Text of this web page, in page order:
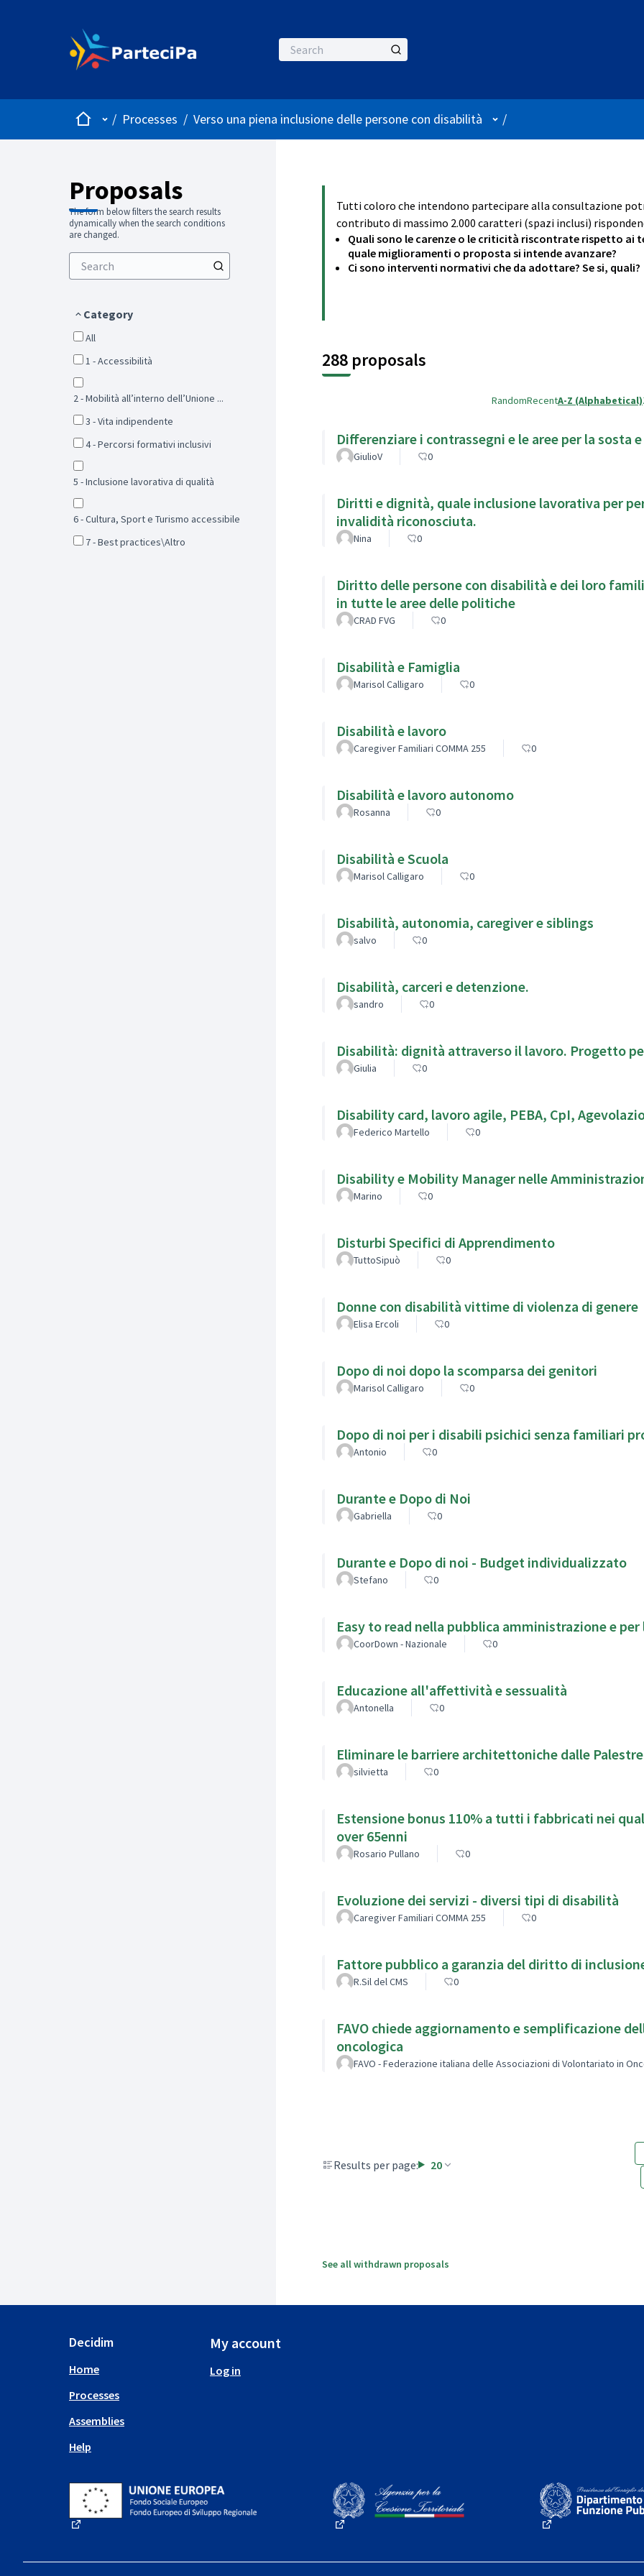
HomeMain menu
/ Processes / Verso una piena inclusione delle persone con disabilità User menu
/
Proposals
The form below filters the search results
dynamically when the search conditions
are changed.
Category
All
1 - Accessibilità
2 - Mobilità all’interno dell’Unione ...
3 - Vita indipendente
4 - Percorsi formativi inclusivi
5 - Inclusione lavorativa di qualità
6 - Cultura, Sport e Turismo accessibile
7 - Best practices\Altro
Tutti coloro che intendono partecipare alla consultazione
contributo di massimo 2.000 caratteri (spazi inclusi)
Quali sono le carenze o le criticità riscontrate rispetto ai
quale miglioramenti o proposta si intende avanzare?
Ci sono interventi normativi che da adottare? Se si, quali?
288 proposals
RandomRecentA-Z (Alphabetical)
Differenziare i contrassegni e le aree per la sosta
GiulioV 0
Diritti e dignità, quale inclusione lavorativa per persone
invalidità riconosciuta.
Nina 0
Diritto delle persone con disabilità e dei loro
in tutte le aree delle politiche
CRAD FVG 0
Disabilità e Famiglia
Marisol Calligaro 0
Disabilità e lavoro
Caregiver Familiari COMMA 255 0
Disabilità e lavoro autonomo
Rosanna 0
Disabilità e Scuola
Marisol Calligaro 0
Disabilità, autonomia, caregiver e siblings
salvo 0
Disabilità, carceri e detenzione.
sandro 0
Disabilità: dignità attraverso il lavoro. Progetto
Giulia 0
Disability card, lavoro agile, PEBA, CpI,
Federico Martello 0
Disability e Mobility Manager nelle
Marino 0
Disturbi Specifici di Apprendimento
TuttoSipuò 0
Donne con disabilità vittime di violenza di genere
Elisa Ercoli 0
Dopo di noi dopo la scomparsa dei genitori
Marisol Calligaro 0
Dopo di noi per i disabili psichici senza familiari
Antonio 0
Durante e Dopo di Noi
Gabriella 0
Durante e Dopo di noi - Budget individualizzato
Stefano 0
Easy to read nella pubblica amministrazione e
CoorDown - Nazionale 0
Educazione all'affettività e sessualità
Antonella 0
Eliminare le barriere architettoniche dalle
silvietta 0
Estensione bonus 110% a tutti i fabbricati nei
over 65enni
Rosario Pullano 0
Evoluzione dei servizi - diversi tipi di disabilità
Caregiver Familiari COMMA 255 0
Fattore pubblico a garanzia del diritto
R.Sil del CMS 0
FAVO chiede aggiornamento e semplificazione
oncologica
FAVO - Federazione italiana delle Associazioni di Volontariato in
Results per page: 20
See all withdrawn proposals
Decidim
Home
Processes
Assemblies
Help
My account
Log in